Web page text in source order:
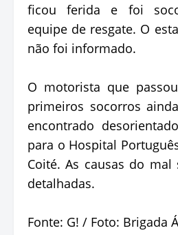
ficou ferida e foi
equipe de resgate. O
não foi informado.
O motorista que
primeiros socorros
encontrado
para o Hospital
Coité. As causas do
detalhadas.
Fonte: G! / Foto: Brigada